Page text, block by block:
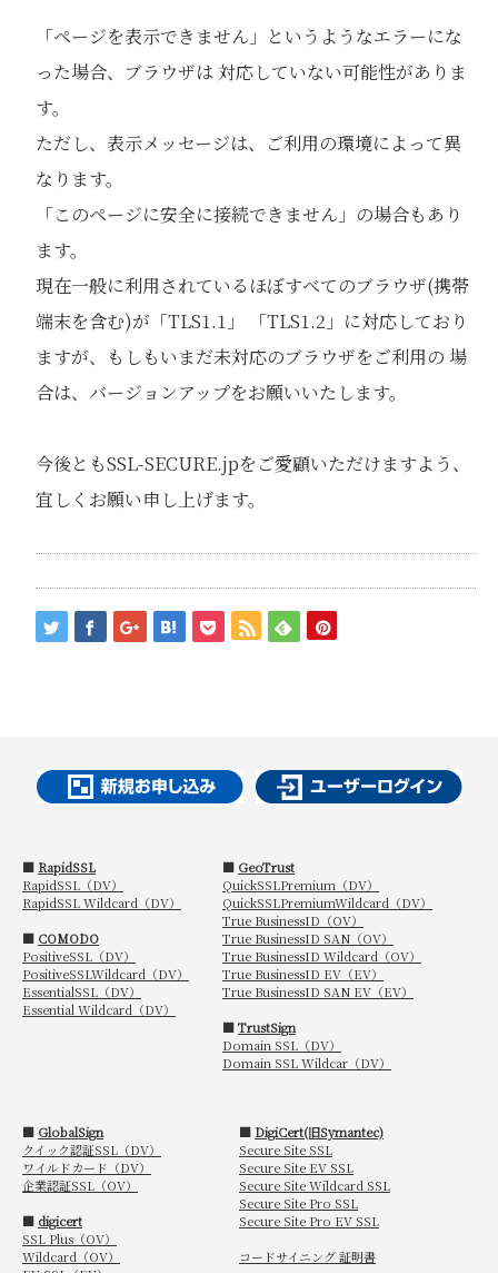
「ページを表示できません」というようなエラーにな
った場合、ブラウザは 対応していない可能性がありま
す。
ただし、表示メッセージは、ご利用の環境によって異
なります。
「このページに安全に接続できません」の場合もあり
ます。
現在一般に利用されているほぼすべてのブラウザ(携帯
端末を含む)が「TLS1.1」 「TLS1.2」に対応しており
ますが、もしもいまだ未対応のブラウザをご利用の 場
合は、バージョンアップをお願いいたします。
今後ともSSL-SECURE.jpをご愛顧いただけますよう、
宜しくお願い申し上げます。
■ RapidSSL ■ GeoTrust
RapidSSL（DV）
QuickSSLPremium（DV）
RapidSSL Wildcard（DV）
QuickSSLPremiumWildcard（DV）
True BusinessID（OV）
■ COMODO
True BusinessID SAN（OV）
PositiveSSL（DV）
True BusinessID Wildcard（OV）
PositiveSSLWildcard（DV）
True BusinessID EV（EV）
EssentialSSL（DV）
True BusinessID SAN EV（EV）
Essential Wildcard（DV）
■TrustSign
Domain SSL（DV）
Domain SSL Wildcar（DV）
■ GlobalSign ■ DigiCert(旧Symantec)
クイック認証SSL（DV）
Secure Site SSL
ワイルドカード（DV）
Secure Site EV SSL
企業認証SSL（OV）
Secure Site Wildcard SSL
Secure Site Pro SSL
■ digicert
Secure Site Pro EV SSL
SSL Plus（OV）
Wildcard（OV）
コードサイニング 証明書